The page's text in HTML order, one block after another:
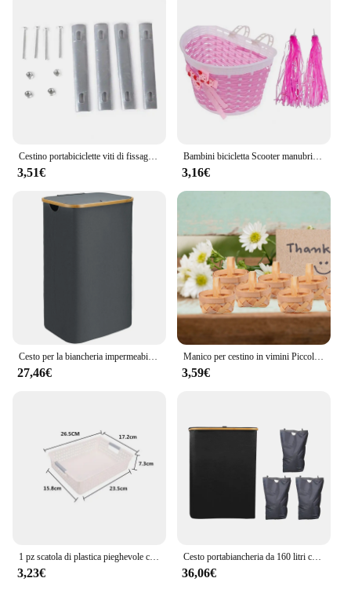
Cestino portabiciclette viti di fissaggio cestello portaoggetti antiruggine ad alta resistenza fisso saldamente cestello per bicicletta guarnizione fissa
3,51€
Bambini bicicletta Scooter manubrio Streamer passeggino cinturino intrecciato cestino bici auto cestino passamaneria accessorio
3,16€
Cesto per la biancheria impermeabile extra large con coperchio Scatola per la biancheria pieghevole da 110 litri con manico in bambù e raccoglitore di sacchetti per la biancheria rimovibile
27,46€
Manico per cestino in vimini Piccolo chip di legno intrecciato Mini imballaggio Ornamenti per ragazze di fiori Bambino
3,59€
1 pz scatola di plastica pieghevole cestino portaoggetti cosmetico e cosmetico supporto da tavolo uso domestico vestiti e cestino portaoggetti per alimenti
3,23€
Cesto portabiancheria da 160 litri con coperchio pieghevole 3 divisori organizzatore di cestini per vestiti sporchi con manici e borse interne rimovibili
36,06€